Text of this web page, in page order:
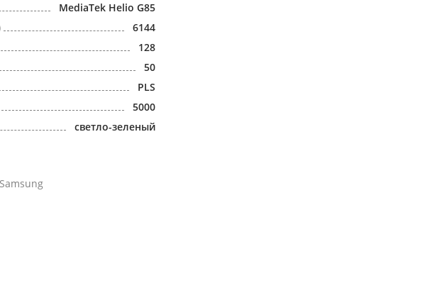
MediaTek Helio G85
6144
128
50
PLS
5000
светло-зеленый